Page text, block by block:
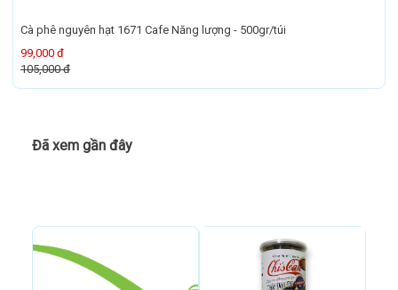
Cà phê nguyên hạt 1671 Cafe Năng lượng - 500gr/túi
99,000 đ
105,000 đ
Đã xem gần đây